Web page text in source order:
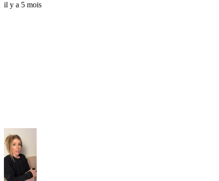
il y a 5 mois